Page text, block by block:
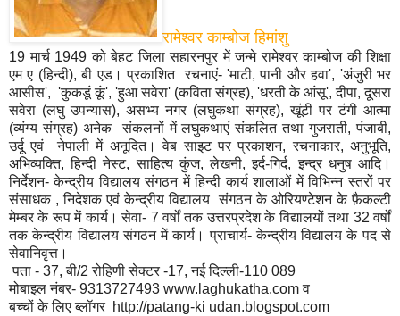
रामेश्वर काम्बोज हिमांशु
19 मार्च 1949 को बेहट जिला सहारनपुर में जन्मे रामेश्वर काम्बोज की शिक्षा
एम ए (हिन्दी), बी एड। प्रकाशित रचनाएं- 'माटी, पानी और हवा', 'अंजुरी भर
आसीस', 'कुकडूं कूं', 'हुआ सवेरा' (कविता संग्रह), 'धरती के आंसू', दीपा, दूसरा
सवेरा (लघु उपन्यास), असभ्य नगर (लघुकथा संग्रह), खूंटी पर टंगी आत्मा
(व्यंग्य संग्रह) अनेक संकलनों में लघुकथाएं संकलित तथा गुजराती, पंजाबी,
उर्दू एवं नेपाली में अनूदित। वेब साइट पर प्रकाशन, रचनाकार, अनुभूति,
अभिव्यक्ति, हिन्दी नेस्ट, साहित्य कुंज, लेखनी, इर्द-गिर्द, इन्द्र धनुष आदि।
निर्देशन- केन्द्रीय विद्यालय संगठन में हिन्दी कार्य शालाओं में विभिन्न स्तरों पर
संसाधक , निदेशक एवं केन्द्रीय विद्यालय संगठन के ओरियण्टेशन के फ़ैकल्टी
मेम्बर के रूप में कार्य। सेवा- 7 वर्षों तक उत्तरप्रदेश के विद्यालयों तथा 32 वर्षों
तक केन्द्रीय विद्यालय संगठन में कार्य। प्राचार्य- केन्द्रीय विद्यालय के पद से
सेवानिवृत्त।
पता - 37, बी/2 रोहिणी सेक्टर -17, नई दिल्ली-110 089
मोबाइल नंबर- 9313727493 www.laghukatha.com व
बच्चों के लिए ब्लॉगर http://patang-ki udan.blogspot.com